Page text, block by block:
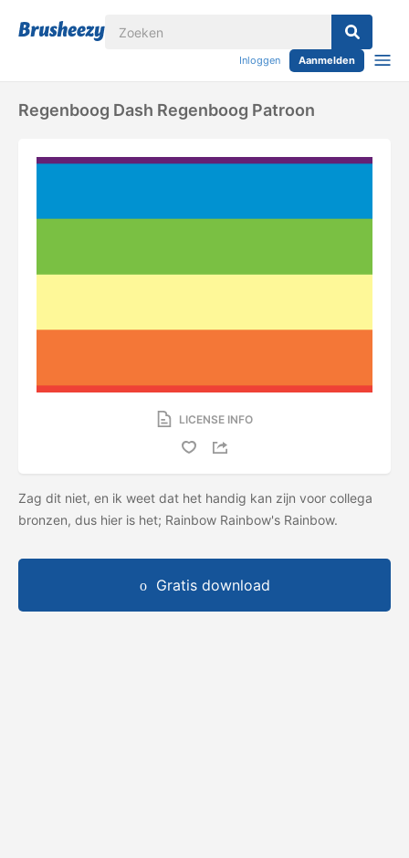
Inloggen Aanmelden
Regenboog Dash Regenboog Patroon
LICENSE INFO
Zag dit niet, en ik weet dat het handig kan zijn voor collega
bronzen, dus hier is het; Rainbow Rainbow's Rainbow.
Gratis download